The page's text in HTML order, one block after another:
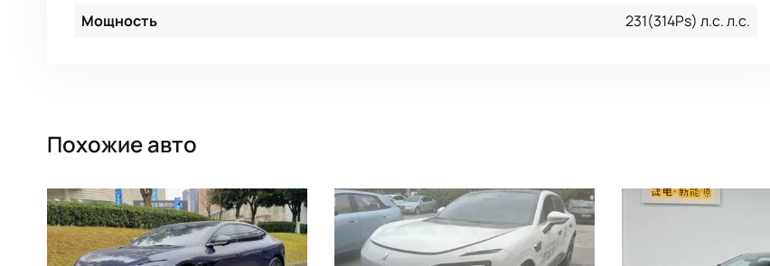
Мощность
231(314Ps) л.с. л.с.
Похожие авто